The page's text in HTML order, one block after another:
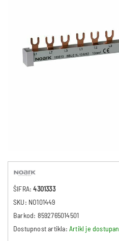
ŠIFRA:4301333
SKU: NO101449
Barkod: 8592765014501
Dostupnost artikla: Artikl je dostupan